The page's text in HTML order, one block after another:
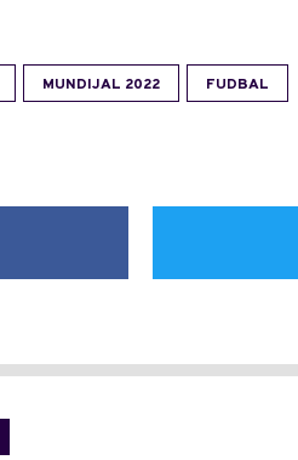
MUNDIJAL 2022 FUDBAL